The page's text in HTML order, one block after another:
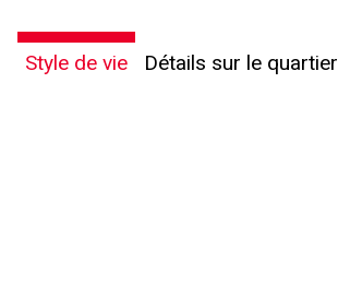
Style de vie Détails sur le quartier